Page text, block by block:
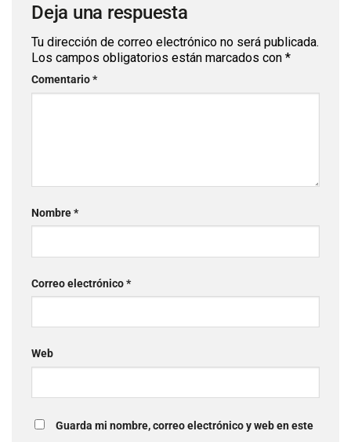
Deja una respuesta
Tu dirección de correo electrónico no será publicada.
Los campos obligatorios están marcados con *
Comentario*
Nombre*
Correo electrónico*
Web
Guarda mi nombre, correo electrónico y web en este